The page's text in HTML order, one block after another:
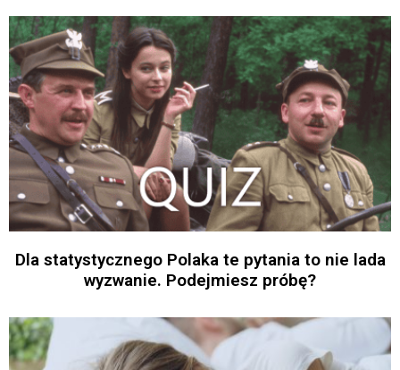
Dla statystycznego Polaka te pytania to nie lada
wyzwanie. Podejmiesz próbę?